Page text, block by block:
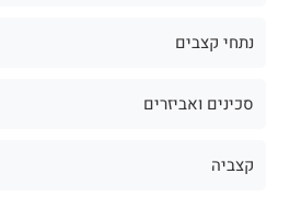
נתחי קצבים
סכינים ואביזרים
קצביה